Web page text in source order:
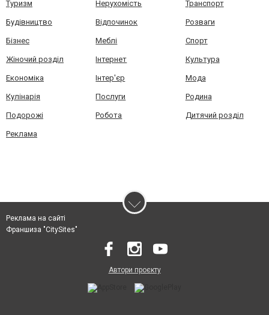
Туризм Нерухомість Транспорт
Будівництво Відпочинок Розваги
Бізнес Меблі Спорт
Жіночий розділ Інтернет Культура
Економіка Інтер'єр Мода
Кулінарія Послуги Родина
Подорожі Робота Дитячий розділ
Реклама
Реклама на сайті
Франшиза "CitySites"
Автори проєкту